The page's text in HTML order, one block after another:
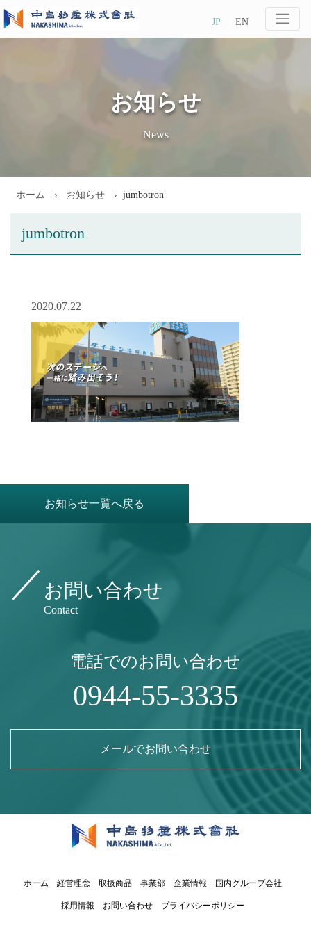
EN
JP
お知らせ
News
ホーム お知らせ jumbotron
jumbotron
2020.07.22
お知らせ一覧へ戻る
お問い合わせ
Contact
電話でのお問い合わせ
0944-55-3335
メールでお問い合わせ
ホーム 経営理念 取扱商品 事業部 企業情報 国内グループ会社
採用情報 お問い合わせ プライバシーポリシー